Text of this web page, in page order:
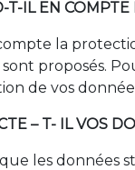
IL EN
la
proposés.
de vos
– T- IL VOS
les données